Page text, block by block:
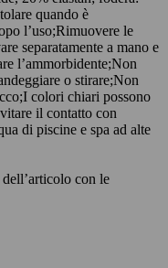
quando è
l’uso;Rimuovere le
separatamente a mano e
l’ammorbidente;Non
o stirare;Non
I colori chiari possono
il contatto con
di piscine e spa ad alte
con le